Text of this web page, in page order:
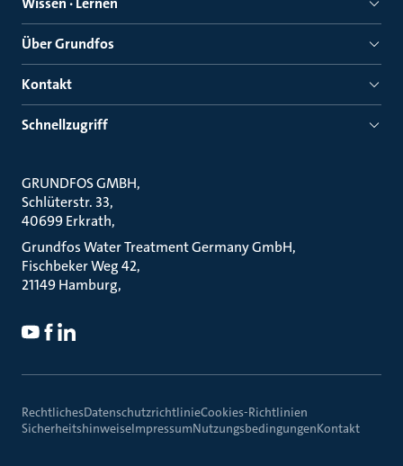
Über Grundfos
Kontakt
Schnellzugriff
GRUNDFOS GMBH
Schlüterstr. 33
40699 Erkrath
Grundfos Water Treatment Germany GmbH
Fischbeker Weg 42
21149 Hamburg
RechtlichesDatenschutzrichtlinieCookies-Richtlinien
SicherheitshinweiseImpressumNutzungsbedingungenKontakt